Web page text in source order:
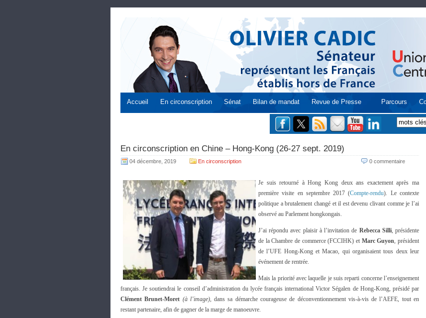
Accueil En circonscription Sénat Bilan de mandat Revue de Presse Parcours
En circonscription en Chine – Hong-Kong (26-27 sept. 2019)
04 décembre, 2019 En circonscription 0 commentaire
Je suis retourné à Hong Kong deux ans exactement après ma
première visite en septembre 2017 (Compte-rendu). Le contexte
politique a brutalement changé et il est devenu clivant comme je l’ai
observé au Parlement hongkongais.
J’ai répondu avec plaisir à l’invitation de Rebecca Silli, présidente
de la Chambre de commerce (FCCIHK) et Marc Guyon, président
de l’UFE Hong-Kong et Macao, qui organisaient tous deux leur
événement de rentrée.
Mais la priorité avec laquelle je suis reparti concerne l’enseignement
français. Je soutiendrai le conseil d’administration du lycée français international Victor Ségalen de Hong-Kong, présidé par
Clément Brunet-Moret (à l’image), dans sa démarche courageuse de déconventionnement vis-à-vis de l’AEFE, tout en
restant partenaire, afin de gagner de la marge de manoeuvre.